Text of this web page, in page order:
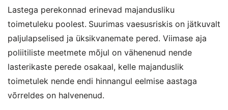
Lastega perekonnad erinevad majandusliku
toimetuleku poolest. Suurimas vaesusriskis on jätkuvalt
paljulapselised ja üksikvanemate pered. Viimase aja
poliitiliste meetmete mõjul on vähenenud nende
lasterikaste perede osakaal, kelle majanduslik
toimetulek nende endi hinnangul eelmise aastaga
võrreldes on halvenenud.